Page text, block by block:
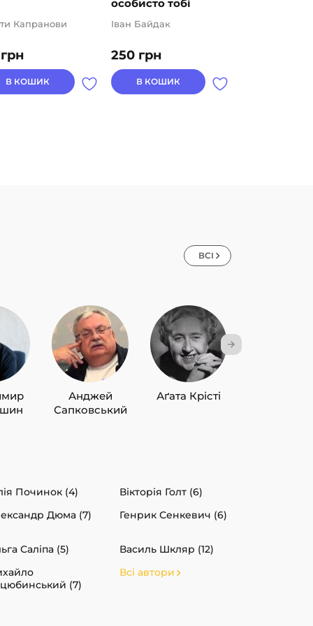
грн
Капранови
В КОШИК
особисто тобі
250 грн
Іван Байдак
В КОШИК
ВСІ
Анджей
Сапковський
Аґата Крісті
Починок (4)
Вікторія Голт (6)
Дюма (7)
Генрик Сенкевич (6)
Саліпа (5)
Василь Шкляр (12)
(7)
Всі автори